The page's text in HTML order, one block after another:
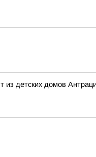
детских домов